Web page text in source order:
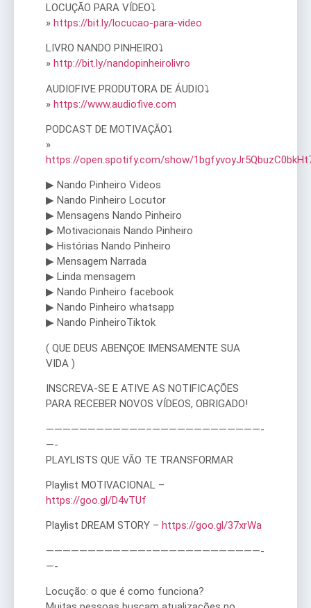
LOCUÇÃO PARA VÍDEO⤵
» https://bit.ly/locucao-para-video
LIVRO NANDO PINHEIRO⤵
» http://bit.ly/nandopinheirolivro
AUDIOFIVE PRODUTORA DE ÁUDIO⤵
» https://www.audiofive.com
PODCAST DE MOTIVAÇÃO⤵
»
https://open.spotify.com/show/
▶ Nando Pinheiro Videos
▶ Nando Pinheiro Locutor
▶ Mensagens Nando Pinheiro
▶ Motivacionais Nando Pinheiro
▶ Histórias Nando Pinheiro
▶ Mensagem Narrada
▶ Linda mensagem
▶ Nando Pinheiro facebook
▶ Nando Pinheiro whatsapp
▶ Nando PinheiroTiktok
( QUE DEUS ABENÇOE IMENSAMENTE SUA
VIDA )
INSCREVA-SE E ATIVE AS NOTIFICAÇÕES
PARA RECEBER NOVOS VÍDEOS, OBRIGADO!
————————————–­­—————————————­
—-
PLAYLISTS QUE VÃO TE TRANSFORMAR
Playlist MOTIVACIONAL –
https://goo.gl/D4vTUf
Playlist DREAM STORY – https://goo.gl/37xrWa
————————————–­­—————————————­
—-
Locução: o que é como funciona?